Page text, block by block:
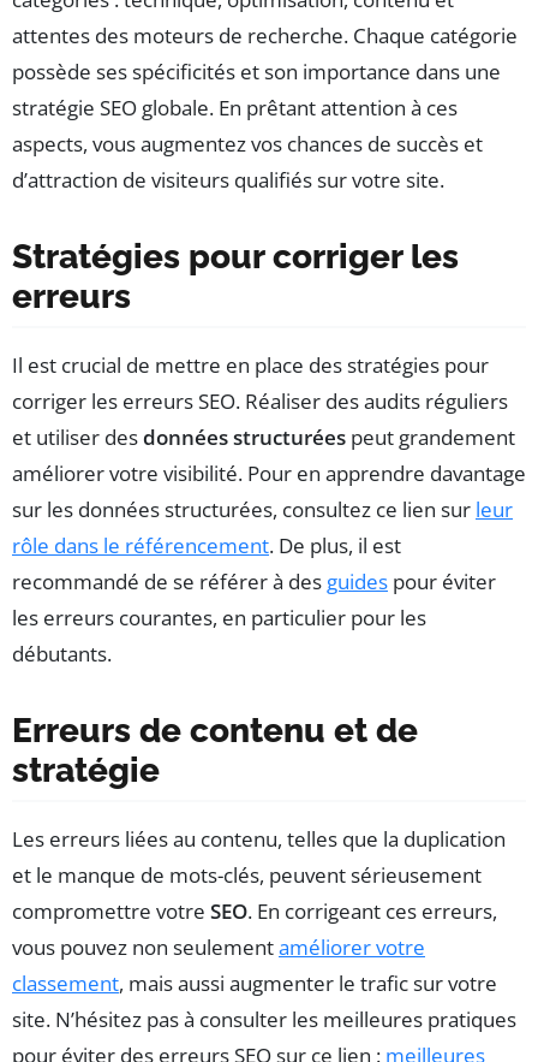
attentes des moteurs de recherche. Chaque catégorie
possède ses spécificités et son importance dans une
stratégie SEO globale. En prêtant attention à ces
aspects, vous augmentez vos chances de succès et
d’attraction de visiteurs qualifiés sur votre site.
Stratégies pour corriger les
erreurs
Il est crucial de mettre en place des stratégies pour
corriger les erreurs SEO. Réaliser des audits réguliers
et utiliser desdonnées structurées peut grandement
améliorer votre visibilité. Pour en apprendre davantage
sur les données structurées, consultez ce lien sur leur
rôle dans le référencement. De plus, il est
recommandé de se référer à des guides pour éviter
les erreurs courantes, en particulier pour les
débutants.
Erreurs de contenu et de
stratégie
Les erreurs liées au contenu, telles que la duplication
et le manque de mots-clés, peuvent sérieusement
compromettre votre SEO. En corrigeant ces erreurs,
vous pouvez non seulementaméliorer votre
classement, mais aussi augmenter le trafic sur votre
site. N’hésitez pas à consulter les meilleures pratiques
pour éviter des erreurs SEO sur ce lien : meilleures